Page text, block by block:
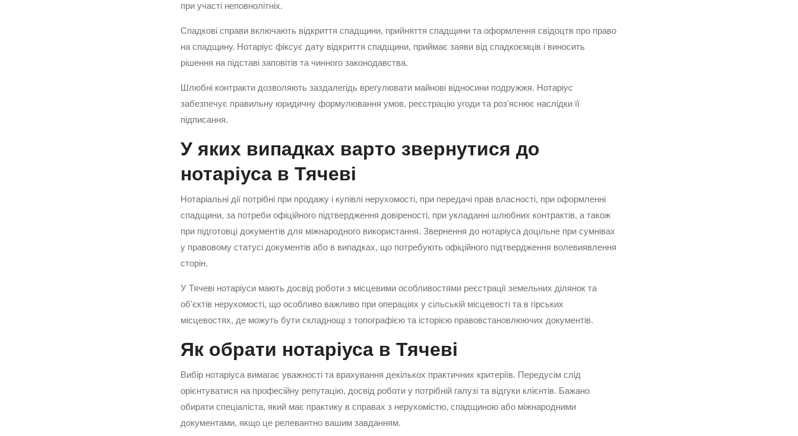
при участі неповнолітніх.
Спадкові справи включають відкриття спадщини, прийняття спадщини та оформлення свідоцтв про право
на спадщину. Нотаріус фіксує дату відкриття спадщини, приймає заяви від спадкоємців і виносить
рішення на підставі заповітів та чинного законодавства.
Шлюбні контракти дозволяють заздалегідь врегулювати майнові відносини подружжя. Нотаріус
забезпечує правильну юридичну формулювання умов, реєстрацію угоди та роз'яснює наслідки її
підписання.
У яких випадках варто звернутися до
нотаріуса в Тячеві
Нотаріальні дії потрібні при продажу і купівлі нерухомості, при передачі прав власності, при оформленні
спадщини, за потреби офіційного підтвердження довіреності, при укладанні шлюбних контрактів, а також
при підготовці документів для міжнародного використання. Звернення до нотаріуса доцільне при сумнівах
у правовому статусі документів або в випадках, що потребують офіційного підтвердження волевиявлення
сторін.
У Тячеві нотаріуси мають досвід роботи з місцевими особливостями реєстрації земельних ділянок та
об'єктів нерухомості, що особливо важливо при операціях у сільській місцевості та в гірських
місцевостях, де можуть бути складнощі з топографією та історією правовстановлюючих документів.
Як обрати нотаріуса в Тячеві
Вибір нотаріуса вимагає уважності та врахування декількох практичних критеріїв. Передусім слід
орієнтуватися на професійну репутацію, досвід роботи у потрібній галузі та відгуки клієнтів. Бажано
обирати спеціаліста, який має практику в справах з нерухомістю, спадщиною або міжнародними
документами, якщо це релевантно вашим завданням.